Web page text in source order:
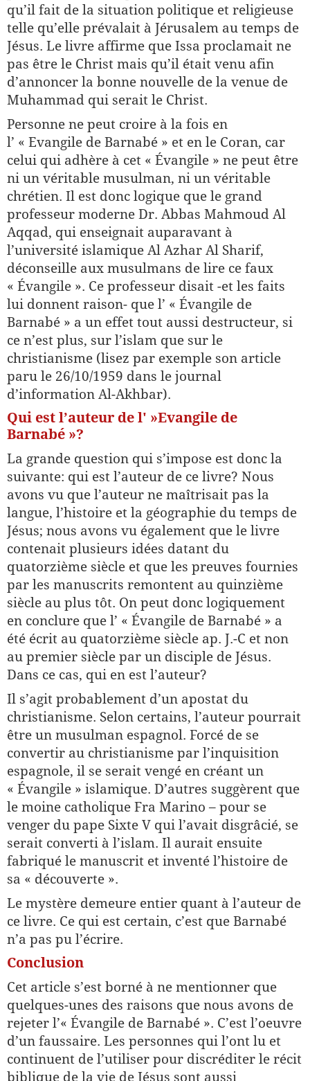
qu’il fait de la situation politique et religieuse
telle qu’elle prévalait à Jérusalem au temps de
Jésus. Le livre affirme que Issa proclamait ne
pas être le Christ mais qu’il était venu afin
d’annoncer la bonne nouvelle de la venue de
Muhammad qui serait le Christ.
Personne ne peut croire à la fois en
l’ « Evangile de Barnabé » et en le Coran, car
celui qui adhère à cet « Évangile » ne peut être
ni un véritable musulman, ni un véritable
chrétien. Il est donc logique que le grand
professeur moderne Dr. Abbas Mahmoud Al
Aqqad, qui enseignait auparavant à
l’université islamique Al Azhar Al Sharif,
déconseille aux musulmans de lire ce faux
« Évangile ». Ce professeur disait -et les faits
lui donnent raison- que l’ « Évangile de
Barnabé » a un effet tout aussi destructeur, si
ce n’est plus, sur l’islam que sur le
christianisme (lisez par exemple son article
paru le 26/10/1959 dans le journal
d’information Al-Akhbar).
Qui est l’auteur de l' »Evangile de
Barnabé »?
La grande question qui s’impose est donc la
suivante: qui est l’auteur de ce livre? Nous
avons vu que l’auteur ne maîtrisait pas la
langue, l’histoire et la géographie du temps de
Jésus; nous avons vu également que le livre
contenait plusieurs idées datant du
quatorzième siècle et que les preuves fournies
par les manuscrits remontent au quinzième
siècle au plus tôt. On peut donc logiquement
en conclure que l’ « Évangile de Barnabé » a
été écrit au quatorzième siècle ap. J.-C et non
au premier siècle par un disciple de Jésus.
Dans ce cas, qui en est l’auteur?
Il s’agit probablement d’un apostat du
christianisme. Selon certains, l’auteur pourrait
être un musulman espagnol. Forcé de se
convertir au christianisme par l’inquisition
espagnole, il se serait vengé en créant un
« Évangile » islamique. D’autres suggèrent que
le moine catholique Fra Marino – pour se
venger du pape Sixte V qui l’avait disgrâcié, se
serait converti à l’islam. Il aurait ensuite
fabriqué le manuscrit et inventé l’histoire de
sa « découverte ».
Le mystère demeure entier quant à l’auteur de
ce livre. Ce qui est certain, c’est que Barnabé
n’a pas pu l’écrire.
Conclusion
Cet article s’est borné à ne mentionner que
quelques-unes des raisons que nous avons de
rejeter l’« Évangile de Barnabé ». C’est l’oeuvre
d’un faussaire. Les personnes qui l’ont lu et
continuent de l’utiliser pour discréditer le récit
biblique de la vie de Jésus sont aussi